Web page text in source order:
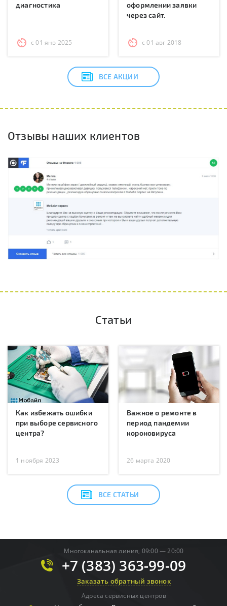
диагностика
с 01 янв 2025
оформлении заявки
через сайт.
с 01 авг 2018
ВСЕ АКЦИИ
Отзывы наших клиентов
Статьи
Как избежать ошибки
при выборе сервисного
центра?
1 ноября 2023
Важное о ремонте в
период пандемии
короновируса
26 марта 2020
ВСЕ СТАТЬИ
Многоканальная линия, 09:00 — 20:00
+7 (383) 363-99-09
Заказать обратный звонок
Адреса сервисных центров